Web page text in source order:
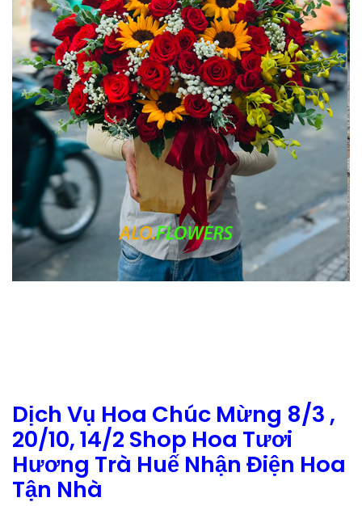
Dịch Vụ Hoa Chúc Mừng 8/3 ,
20/10, 14/2 Shop Hoa Tươi
Hương Trà Huế Nhận Điện Hoa
Tận Nhà